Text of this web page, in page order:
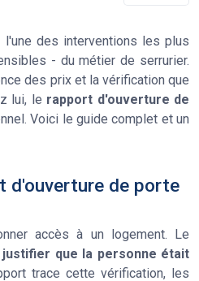
l'une des interventions les plus
- du métier de serrurier.
des prix et la vérification que
lui, le rapport d'ouverture de
Voici le guide complet et un
d'ouverture de porte
accès à un logement. Le
justifier que la personne était
trace cette vérification, les